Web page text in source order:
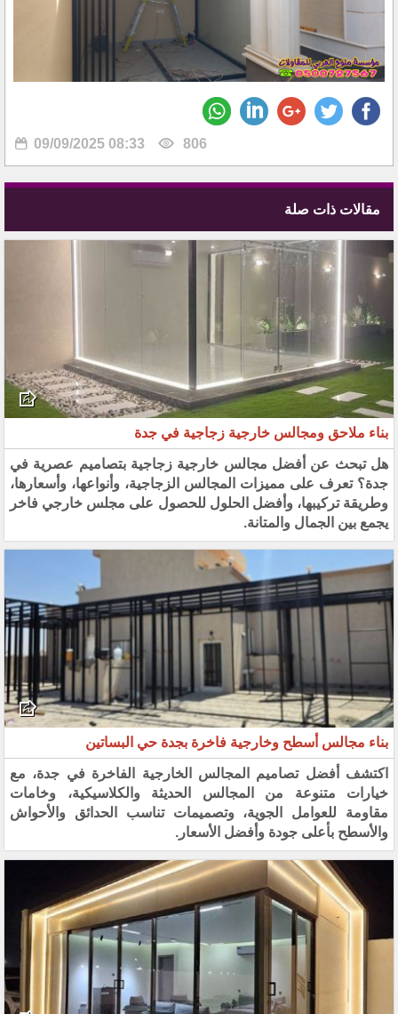
09/09/2025 08:33 806
مقالات ذات صلة
بناء ملاحق ومجالس خارجية زجاجية في جدة
هل تبحث عن أفضل مجالس خارجية زجاجية بتصاميم عصرية في
جدة؟ تعرف على مميزات المجالس الزجاجية، وأنواعها، وأسعارها،
وطريقة تركيبها، وأفضل الحلول للحصول على مجلس خارجي فاخر
يجمع بين الجمال والمتانة.
بناء مجالس أسطح وخارجية فاخرة بجدة حي البساتين
اكتشف أفضل تصاميم المجالس الخارجية الفاخرة في جدة، مع
خيارات متنوعة من المجالس الحديثة والكلاسيكية، وخامات
مقاومة للعوامل الجوية، وتصميمات تناسب الحدائق والأحواش
والأسطح بأعلى جودة وأفضل الأسعار.